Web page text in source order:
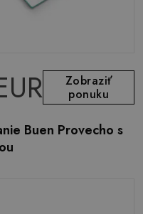
Zobraziť
ponuku
Buen Provecho s